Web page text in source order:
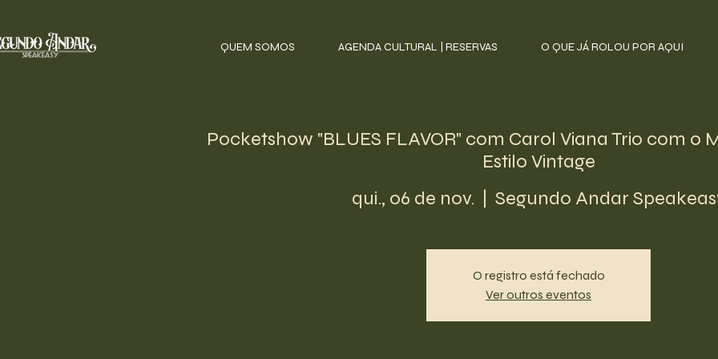
QUEM SOMOS AGENDA CULTURAL | RESERVAS O QUE JÁ ROLOU POR AQUI
Pocketshow "BLUES FLAVOR" com Carol Viana Trio com o
Estilo Vintage
qui., 06 de nov.
  |
Segundo Andar
O registro está fechado
Ver outros eventos